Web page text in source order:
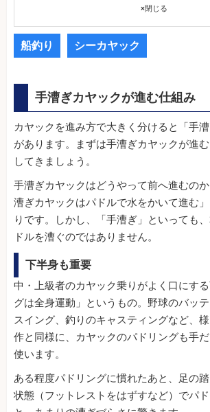
×閉じる
船釣り シーカヤック
手漕ぎカヤックが進む仕組み
カヤックを進み方で大きく分けると「手漕
があります。まずは手漕ぎカヤックが進
してきましょう。
手漕ぎカヤックはどうやって前へ進むの
漕ぎカヤックはパドルで水をかいて進む
りです。しかし、「手漕ぎ」といっても
ドルを漕ぐのではありません。
下半身も重要
中・上級者のカヤック乗りがよく口にす
グは全身運動」というもの。野球のバッ
スイング、釣りのキャスティングなど、
作と同様に、カヤックのパドリングも手
使います。
ある程度パドリングに慣れたあと、足の
状態（フットレストをはずすなど）でパ